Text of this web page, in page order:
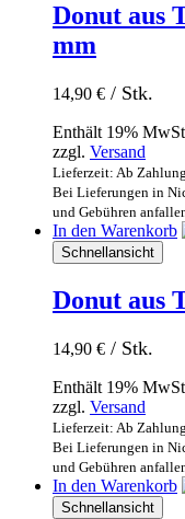
Donut aus
mm
14,90 € / Stk.
Enthält 19%
zzgl. Versand
Lieferzeit: Ab
Bei Lieferungen in
und Gebühren
In den Warenkorb
Schnellansicht
Donut aus
14,90 € / Stk.
Enthält 19%
zzgl. Versand
Lieferzeit: Ab
Bei Lieferungen in
und Gebühren
In den Warenkorb
Schnellansicht